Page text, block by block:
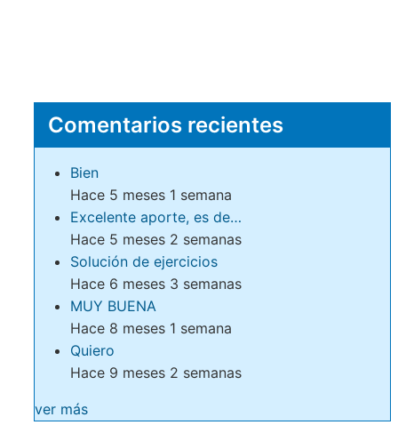
Comentarios recientes
Bien
Hace 5 meses 1 semana
Excelente aporte, es de…
Hace 5 meses 2 semanas
Solución de ejercicios
Hace 6 meses 3 semanas
MUY BUENA
Hace 8 meses 1 semana
Quiero
Hace 9 meses 2 semanas
ver más